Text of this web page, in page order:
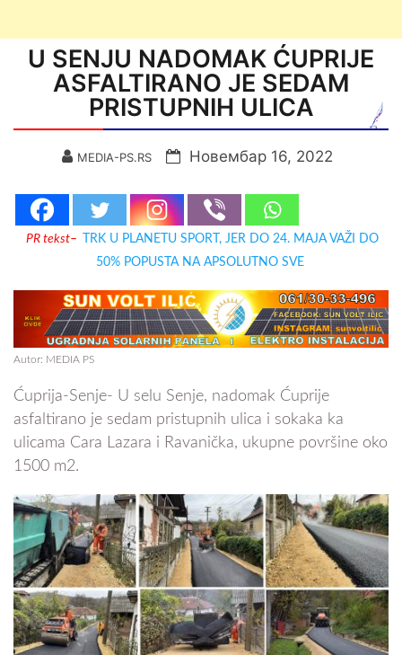
U SENJU NADOMAK ĆUPRIJE
ASFALTIRANO JE SEDAM
PRISTUPNIH ULICA
MEDIA-PS.RS Новембар 16, 2022
PR tekst–
TRK U PLANETU SPORT, JER DO 24. MAJA VAŽI DO
50% POPUSTA NA APSOLUTNO SVE
Autor: MEDIA PS
Ćuprija-Senje- U selu Senje, nadomak Ćuprije
asfaltirano je sedam pristupnih ulica i sokaka ka
ulicama Cara Lazara i Ravanička, ukupne površine oko
1500 m2.